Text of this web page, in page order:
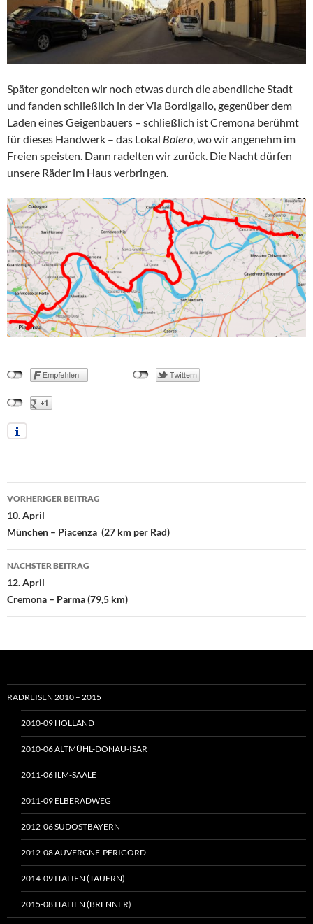
Später gondelten wir noch etwas durch die abendliche Stadt
und fanden schließlich in der Via Bordigallo, gegenüber dem
Laden eines Geigenbauers – schließlich ist Cremona berühmt
für dieses Handwerk – das Lokal Bolero, wo wir angenehm im
Freien speisten. Dann radelten wir zurück. Die Nacht dürfen
unsere Räder im Haus verbringen.
Beitragsnavigation
VORHERIGER BEITRAG
10. April
München – Piacenza (27 km per Rad)
NÄCHSTER BEITRAG
12. April
Cremona – Parma (79,5 km)
RADREISEN 2010 – 2015
2010-09 HOLLAND
2010-06 ALTMÜHL-DONAU-ISAR
2011-06 ILM-SAALE
2011-09 ELBERADWEG
2012-06 SÜDOSTBAYERN
2012-08 AUVERGNE-PERIGORD
2014-09 ITALIEN (TAUERN)
2015-08 ITALIEN (BRENNER)